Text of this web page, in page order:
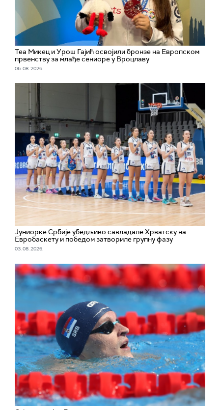
Теа Микец и Урош Гајић освојили бронзе на Европском
првенству за млађе сениоре у Вроцлаву
06. 08. 2026.
Јуниорке Србије убедљиво савладале Хрватску на
Евробаскету и победом затвориле групну фазу
03. 08. 2026.